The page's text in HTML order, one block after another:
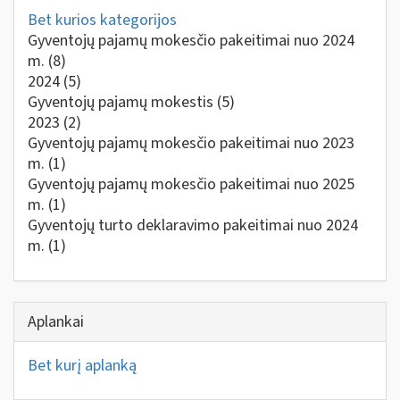
Bet kurios kategorijos
Gyventojų pajamų mokesčio pakeitimai nuo 2024
m. (8)
2024 (5)
Gyventojų pajamų mokestis (5)
2023 (2)
Gyventojų pajamų mokesčio pakeitimai nuo 2023
m. (1)
Gyventojų pajamų mokesčio pakeitimai nuo 2025
m. (1)
Gyventojų turto deklaravimo pakeitimai nuo 2024
m. (1)
Aplankai
Bet kurį aplanką